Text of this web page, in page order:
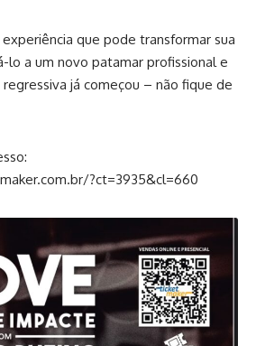
que pode transformar sua
lo a um novo patamar profissional e
já começou – não fique de
?ct=3935&cl=660